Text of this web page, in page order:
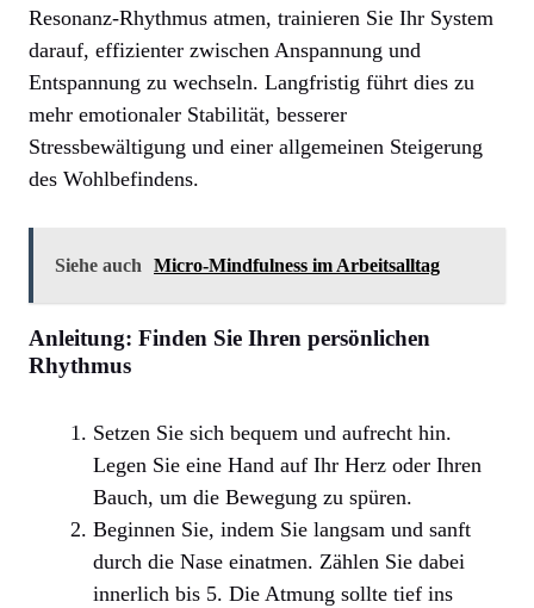
Resonanz-Rhythmus atmen, trainieren Sie Ihr System
darauf, effizienter zwischen Anspannung und
Entspannung zu wechseln. Langfristig führt dies zu
mehr emotionaler Stabilität, besserer
Stressbewältigung und einer allgemeinen Steigerung
des Wohlbefindens.
Siehe auch Micro-Mindfulness im Arbeitsalltag
Anleitung: Finden Sie Ihren persönlichen
Rhythmus
Setzen Sie sich bequem und aufrecht hin.
Legen Sie eine Hand auf Ihr Herz oder Ihren
Bauch, um die Bewegung zu spüren.
Beginnen Sie, indem Sie langsam und sanft
durch die Nase einatmen. Zählen Sie dabei
innerlich bis 5. Die Atmung sollte tief ins